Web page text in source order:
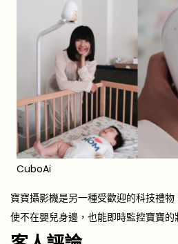
CuboAi
寶寶攝影機是另一種受歡迎的科技禮
使不在嬰兒身邊，也能即時監控寶寶的